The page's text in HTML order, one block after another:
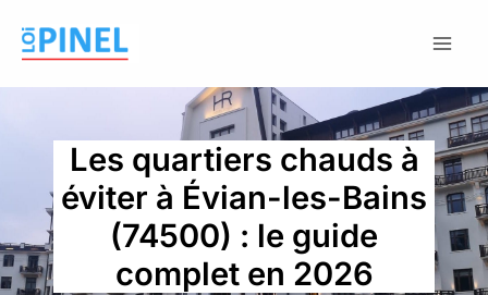
Les quartiers chauds à
éviter à Évian-les-Bains
(74500) : le guide
complet en 2026